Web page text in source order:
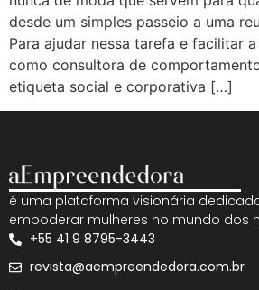
desde um simples passeio a uma
Para ajudar nessa tarefa e facilitar
como consultora de
etiqueta social e corporativa […]
é uma plataforma visionária
empoderar mulheres no mundo dos
+55 41 9 8795-3443
revista@aempreendedora.com.br